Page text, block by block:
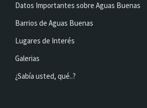
Datos Importantes sobre Aguas Buenas
Barrios de Aguas Buenas
Lugares de Interés
Galerias
¿Sabía usted, qué..?